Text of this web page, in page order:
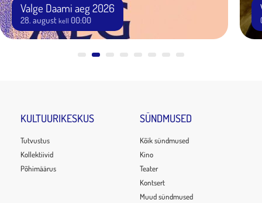
Valge Daami aeg 2026
28. august kell 00:00
KULTUURIKESKUS
Tutvustus
Kollektiivid
Põhimäärus
SÜNDMUSED
Kõik sündmused
Kino
Teater
Kontsert
Muud sündmused